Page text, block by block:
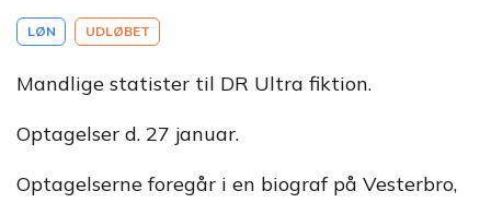
LØN UDLØBET
Mandlige statister til DR Ultra fiktion.
Optagelser d. 27 januar.
Optagelserne foregår i en biograf på Vesterbro,